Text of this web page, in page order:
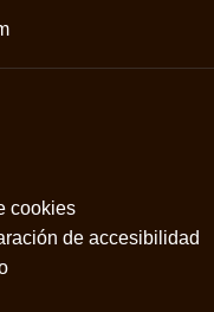
cookies
de accesibilidad